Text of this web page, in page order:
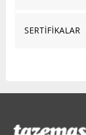
SERTİFİKALAR